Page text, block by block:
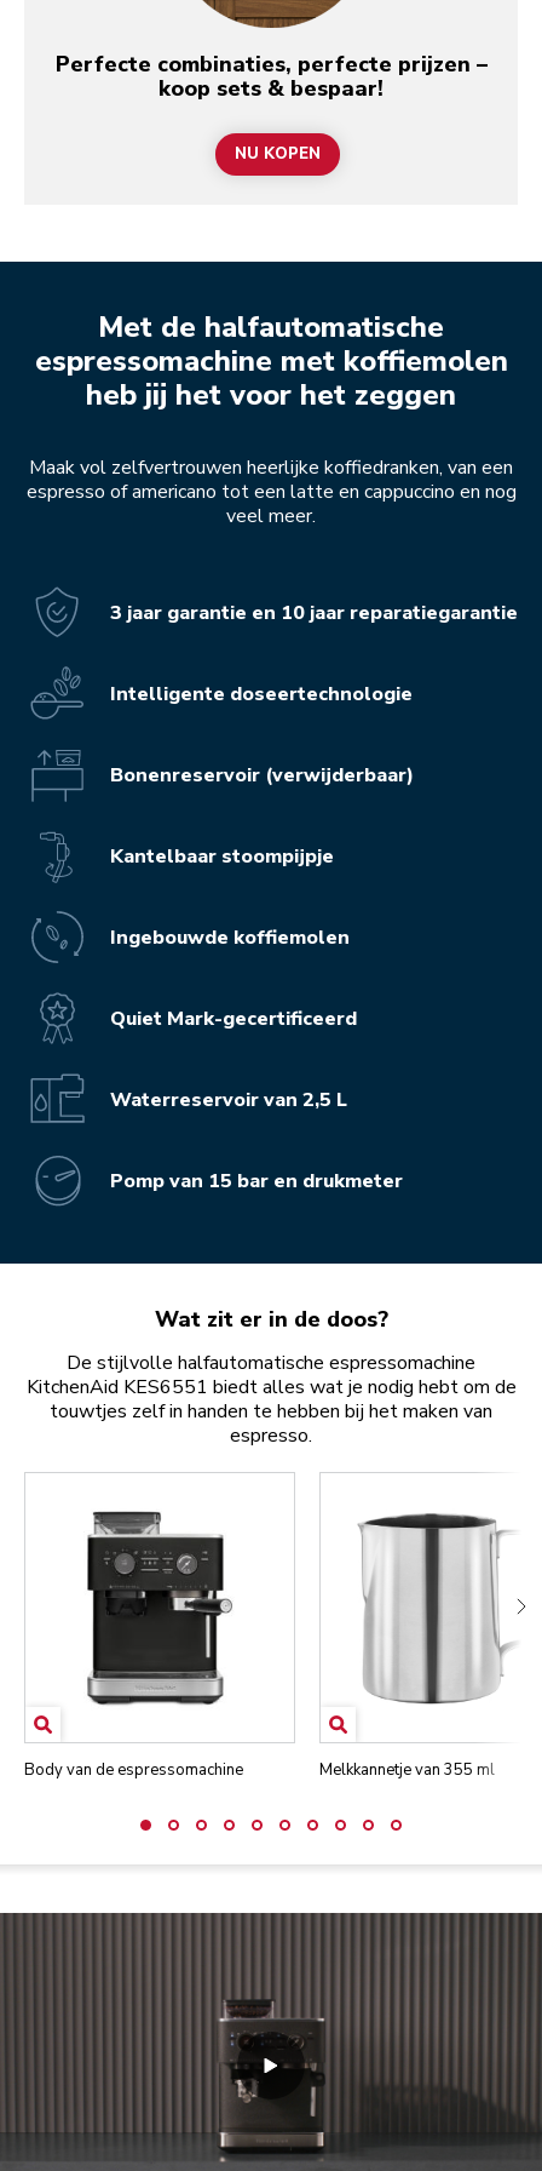
Perfecte combinaties, perfecte prijzen –
koop sets & bespaar!
NU KOPEN
Met de halfautomatische
espressomachine met koffiemolen
heb jij het voor het zeggen
Maak vol zelfvertrouwen heerlijke koffiedranken, van een
espresso of americano tot een latte en cappuccino en nog
veel meer.
3 jaar garantie en 10 jaar reparatiegarantie
Intelligente doseertechnologie
Bonenreservoir (verwijderbaar)
Kantelbaar stoompijpje
Ingebouwde koffiemolen
Quiet Mark-gecertificeerd
Waterreservoir van 2,5 L
Pomp van 15 bar en drukmeter
Wat zit er in de doos?
De stijlvolle halfautomatische espressomachine
KitchenAid KES6551 biedt alles wat je nodig hebt om de
touwtjes zelf in handen te hebben bij het maken van
espresso.
Body van de espressomachine Melkkannetje van 355 ml